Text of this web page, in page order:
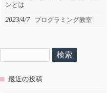
ンとは
2023/4/7 プログラミング教室
索:
最近の投稿